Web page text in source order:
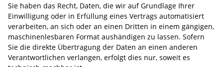
Sie haben das Recht, Daten, die wir auf Grundlage Ihrer
Einwilligung oder in Erfüllung eines Vertrags automatisiert
verarbeiten, an sich oder an einen Dritten in einem gängigen,
maschinenlesbaren Format aushändigen zu lassen. Sofern
Sie die direkte Übertragung der Daten an einen anderen
Verantwortlichen verlangen, erfolgt dies nur, soweit es